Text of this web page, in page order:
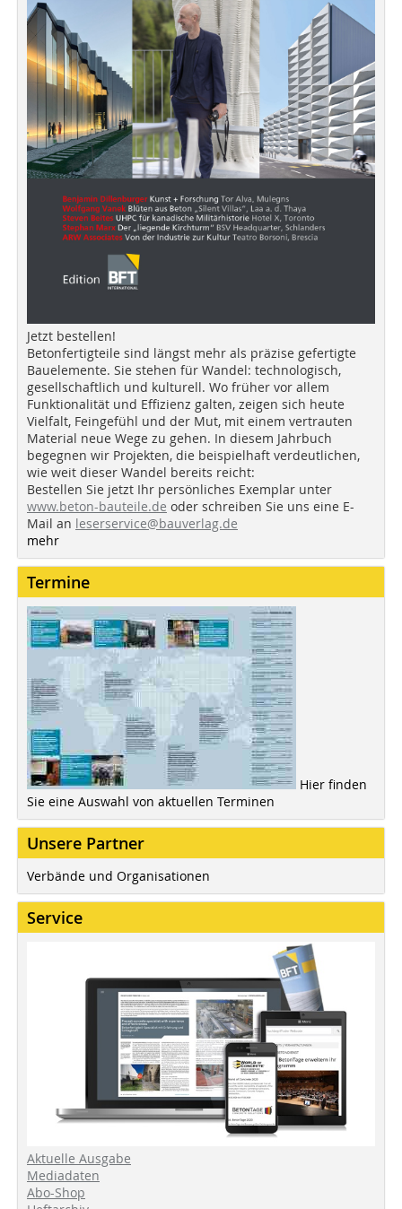
Jetzt bestellen!
Betonfertigteile sind längst mehr als präzise gefertigte
Bauelemente. Sie stehen für Wandel: technologisch,
gesellschaftlich und kulturell. Wo früher vor allem
Funktionalität und Effizienz galten, zeigen sich heute
Vielfalt, Feingefühl und der Mut, mit einem vertrauten
Material neue Wege zu gehen. In diesem Jahrbuch
begegnen wir Projekten, die beispielhaft verdeutlichen,
wie weit dieser Wandel bereits reicht:
Bestellen Sie jetzt Ihr persönliches Exemplar unter
www.beton-bauteile.de oder schreiben Sie uns eine E-
Mail an leserservice@bauverlag.de
mehr
Termine
Hier finden
Sie eine Auswahl von aktuellen Terminen
Unsere Partner
Verbände und Organisationen
Service
Aktuelle Ausgabe
Mediadaten
Abo-Shop